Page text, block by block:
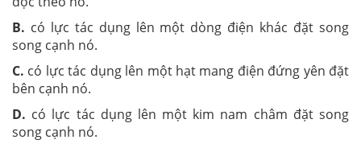
B. có lực tác dụng lên một dòng điện khác đặt song
song cạnh nó.
C. có lực tác dụng lên một hạt mang điện đứng yên đặt
bên cạnh nó.
D. có lực tác dụng lên một kim nam châm đặt song
song cạnh nó.